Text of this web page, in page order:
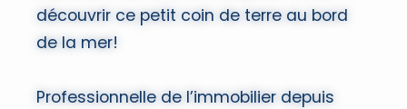
découvrir ce petit coin de terre au bord
de la mer!
Professionnelle de l’immobilier depuis